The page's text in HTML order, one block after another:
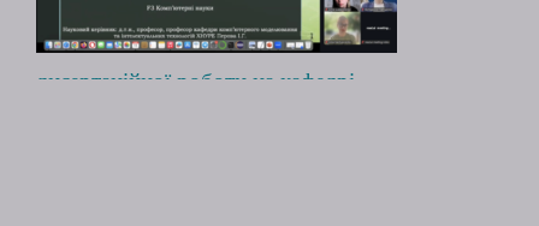
дисертаційної роботи на кафедрі